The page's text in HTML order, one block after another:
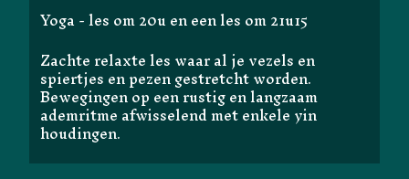
Yoga - les om 20u en een les om 21u15
Zachte relaxte les waar al je vezels en
spiertjes en pezen gestretcht worden.
Bewegingen op een rustig en langzaam
ademritme afwisselend met enkele yin
houdingen.